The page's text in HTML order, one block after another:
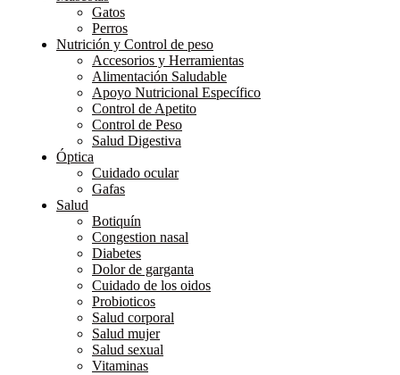
Gatos
Perros
Nutrición y Control de peso
Accesorios y Herramientas
Alimentación Saludable
Apoyo Nutricional Específico
Control de Apetito
Control de Peso
Salud Digestiva
Óptica
Cuidado ocular
Gafas
Salud
Botiquín
Congestion nasal
Diabetes
Dolor de garganta
Cuidado de los oidos
Probioticos
Salud corporal
Salud mujer
Salud sexual
Vitaminas